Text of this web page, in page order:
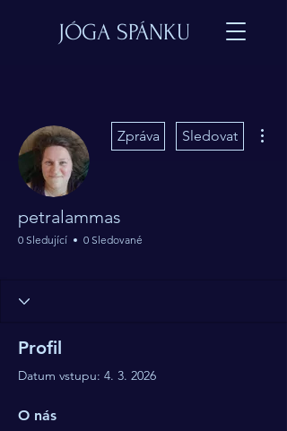
JÓGA SPÁNKU
Zpráva Sledovat
petralammas
0 Sledující
0 Sledované
Profil
Datum vstupu: 4. 3. 2026
O nás